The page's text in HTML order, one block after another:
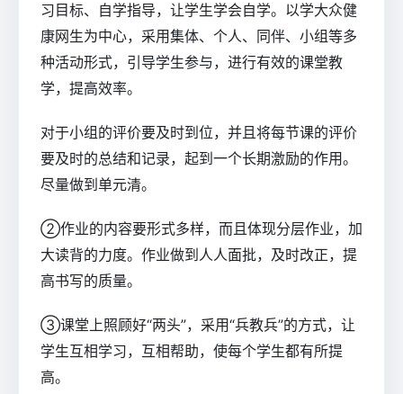
习目标、自学指导，让学生学会自学。以学大众健
康网生为中心，采用集体、个人、同伴、小组等多
种活动形式，引导学生参与，进行有效的课堂教
学，提高效率。
对于小组的评价要及时到位，并且将每节课的评价
要及时的总结和记录，起到一个长期激励的作用。
尽量做到单元清。
②作业的内容要形式多样，而且体现分层作业，加
大读背的力度。作业做到人人面批，及时改正，提
高书写的质量。
③课堂上照顾好“两头”，采用“兵教兵”的方式，让
学生互相学习，互相帮助，使每个学生都有所提
高。